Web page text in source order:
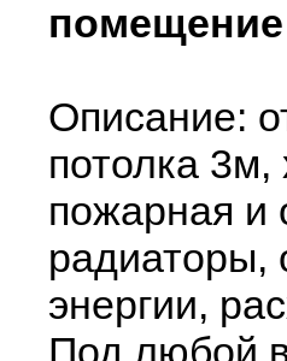
Описание:
потолка
пожарная и
радиаторы,
энергии,
Под любой